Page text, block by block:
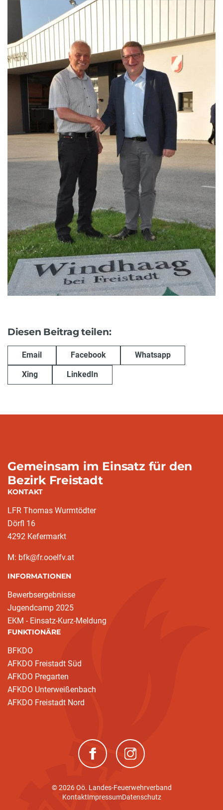
Diesen Beitrag teilen:
Email Facebook Whatsapp
Xing LinkedIn
Gemeinsam im Einsatz für den
Bezirk Freistadt
KONTAKT
LFR Thomas Wurmtödter
Dörfl 16
4292 Kefermarkt
M: bfk@fr.ooelfv.at
INFORMATIONEN
Bewerbsergebnisse
Jugendcamp 2025
EKM - Einsatz-Kurz-Meldung
FUNKTIONÄRE
BFKDO
AFKDO Freistadt Süd
AFKDO Pregarten
AFKDO Unterweißenbach
AFKDO Freistadt Nord
(neues Fenster)(neues Fenster)
© 2026 Oö. Landes-Feuerwehrverband
KontaktImpressumDatenschutz